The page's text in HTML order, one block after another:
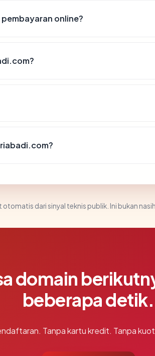
online?
otomatis dari sinyal teknis publik. Ini bukan
domain
beberapa detik.
Tanpa kartu kredit. Tanpa